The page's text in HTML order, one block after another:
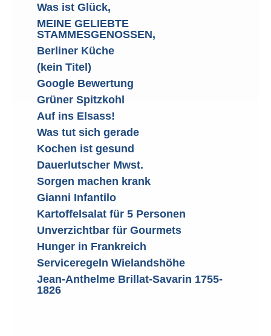
Was ist Glück,
MEINE GELIEBTE
STAMMESGENOSSEN,
Berliner Küche
(kein Titel)
Google Bewertung
Grüner Spitzkohl
Auf ins Elsass!
Was tut sich gerade
Kochen ist gesund
Dauerlutscher Mwst.
Sorgen machen krank
Gianni Infantilo
Kartoffelsalat für 5 Personen
Unverzichtbar für Gourmets
Hunger in Frankreich
Serviceregeln Wielandshöhe
Jean-Anthelme Brillat-Savarin 1755-
1826